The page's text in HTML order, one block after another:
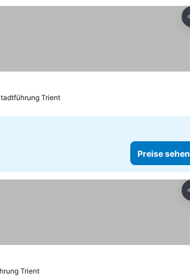
Trient
Preise sehen
Trient